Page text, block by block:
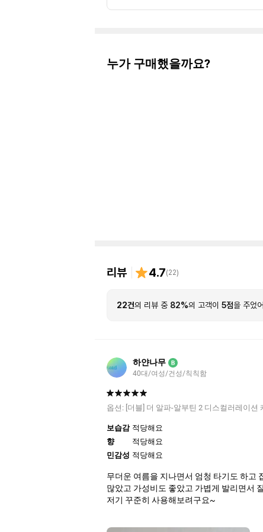
누가 구매했을까요?
리뷰 4.7(22)
22건의 리뷰 중 82%의 고객이 5점을 주었
하얀나무 B
40대/여성/건성/칙칙함
옵션: [더블] 더 알파-알부틴 2 디스컬러레이션
보습감 적당해요
향
적당해요
민감성 적당해요
무더운 여름을 지나면서 엄청 타기도 하고
많았고 가성비도 좋았고 가볍게 발리면서
저기 꾸준히 사용해보려구요~